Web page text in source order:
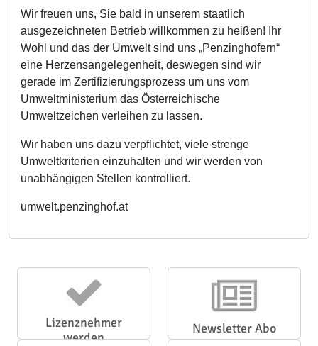
Wir freuen uns, Sie bald in unserem staatlich
ausgezeichneten Betrieb willkommen zu heißen! Ihr
Wohl und das der Umwelt sind uns „Penzinghofern“
eine Herzensangelegenheit, deswegen sind wir
gerade im Zertifizierungsprozess um uns vom
Umweltministerium das Österreichische
Umweltzeichen verleihen zu lassen.
Wir haben uns dazu verpflichtet, viele strenge
Umweltkriterien einzuhalten und wir werden von
unabhängigen Stellen kontrolliert.
umwelt.penzinghof.at
Lizenznehmer
werden
Newsletter Abo